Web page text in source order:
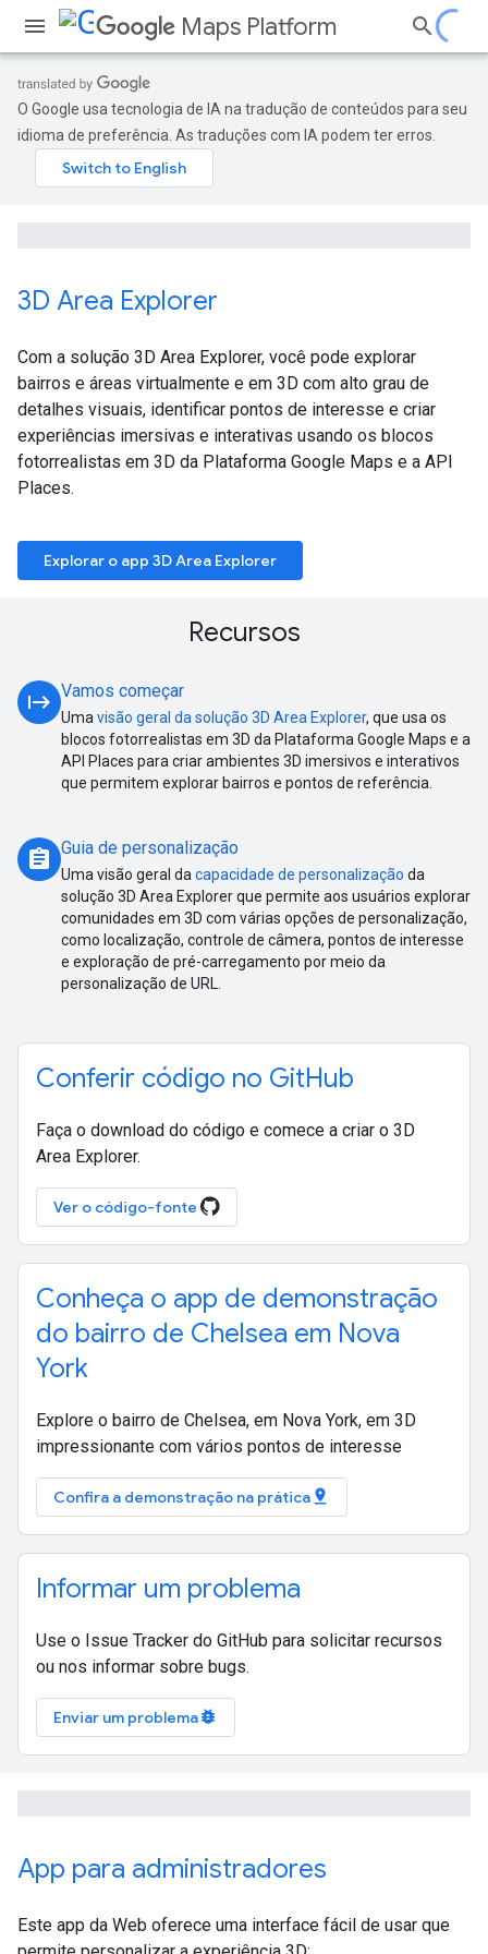
Maps Platform
O Google usa tecnologia de IA na tradução de conteúdos para seu
idioma de preferência. As traduções com IA podem ter erros.
3D Area Explorer
Com a solução 3D Area Explorer, você pode explorar
bairros e áreas virtualmente e em 3D com alto grau de
detalhes visuais, identificar pontos de interesse e criar
experiências imersivas e interativas usando os blocos
fotorrealistas em 3D da Plataforma Google Maps e a API
Places.
Explorar o app 3D Area Explorer
Recursos
start Vamos começar
Uma visão geral da solução 3D Area Explorer, que usa os
blocos fotorrealistas em 3D da Plataforma Google Maps e a
API Places para criar ambientes 3D imersivos e interativos
que permitem explorar bairros e pontos de referência.
assignment Guia de personalização
Uma visão geral da capacidade de personalização da
solução 3D Area Explorer que permite aos usuários explorar
comunidades em 3D com várias opções de personalização,
como localização, controle de câmera, pontos de interesse
e exploração de pré-carregamento por meio da
personalização de URL.
Conferir código no GitHub
Faça o download do código e comece a criar o 3D
Area Explorer.
Ver o código-fonte
Conheça o app de demonstração
do bairro de Chelsea em Nova
York
Explore o bairro de Chelsea, em Nova York, em 3D
impressionante com vários pontos de interesse
Confira a demonstração na prática pin_drop
Informar um problema
Use o Issue Tracker do GitHub para solicitar recursos
ou nos informar sobre bugs.
Enviar um problemabug_report
App para administradores
Este app da Web oferece uma interface fácil de usar que